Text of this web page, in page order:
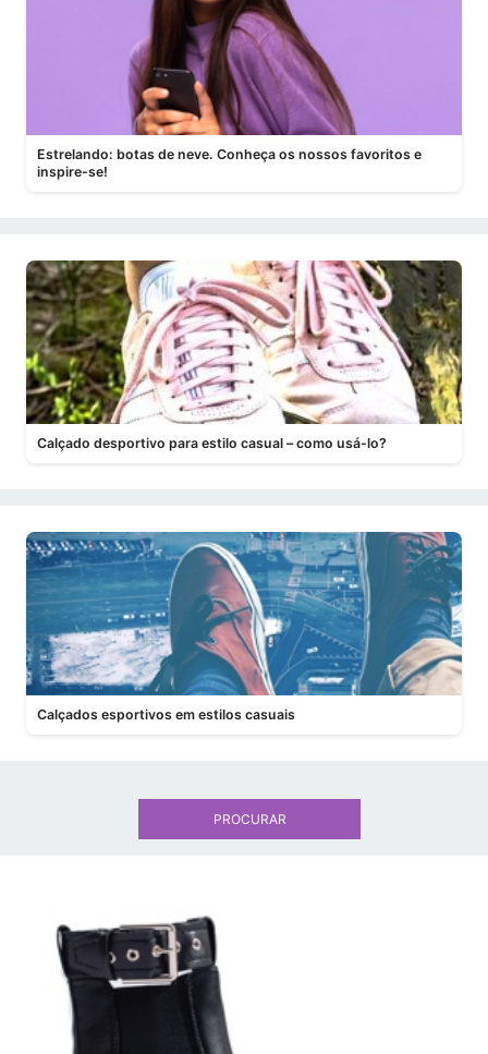
Estrelando: botas de neve. Conheça os nossos favoritos e
inspire-se!
Calçado desportivo para estilo casual – como usá-lo?
Calçados esportivos em estilos casuais
PROCURAR